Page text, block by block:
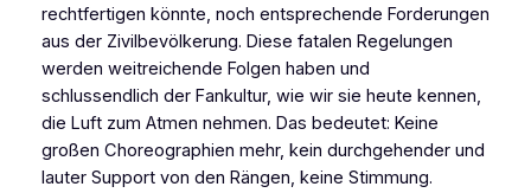
rechtfertigen könnte, noch entsprechende Forderungen
aus der Zivilbevölkerung. Diese fatalen Regelungen
werden weitreichende Folgen haben und
schlussendlich der Fankultur, wie wir sie heute kennen,
die Luft zum Atmen nehmen. Das bedeutet: Keine
großen Choreographien mehr, kein durchgehender und
lauter Support von den Rängen, keine Stimmung.